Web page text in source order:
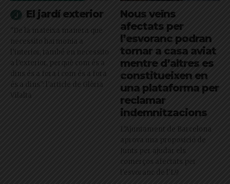
El jardí exterior
"De la mateixa manera que
necessito harmonia a
l’interior, també en necessito
a l’exterior, perquè com és a
dins és a fora i com és a fora
és a dins": l'article de Glòria
Vilalta
Nous veïns
afectats per
l’esvoranc podran
tornar a casa aviat
mentre d’altres es
constitueixen en
una plataforma per
reclamar
indemnitzacions
L’Ajuntament de Barcelona
aprova una proposició de
Junts per ajudar els
comerços afectats per
l'esvoranc de l'L9